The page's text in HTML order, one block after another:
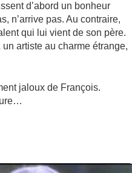
d’abord un bonheur
n’arrive pas. Au contraire,
qui lui vient de son père.
artiste au charme étrange,
jaloux de François.